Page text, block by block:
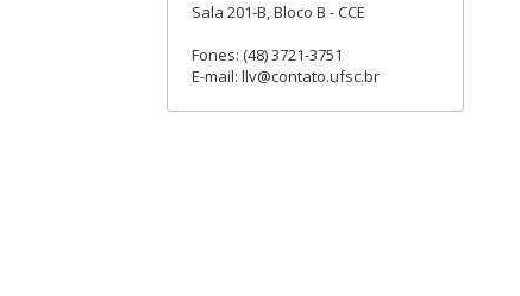
Sala 201-B, Bloco B - CCE
Fones: (48) 3721-3751
E-mail: llv@contato.ufsc.br